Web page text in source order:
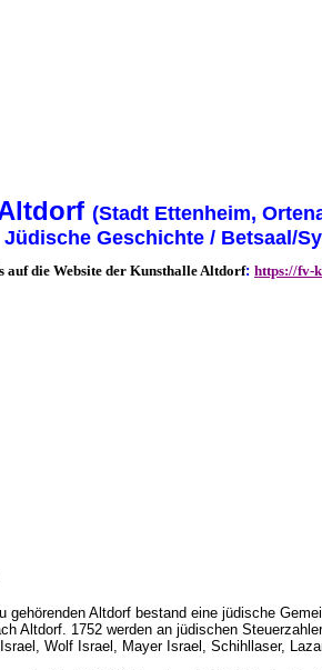
(Stadt Ettenheim,
Jüdische Geschichte / Betsaal/
auf die Website der Kunsthalle Altdorf: https://fv-
Altdorf bestand eine jüdische
Altdorf. 1752 werden an jüdischen
Wolf Israel, Mayer Israel, Schihllaser,